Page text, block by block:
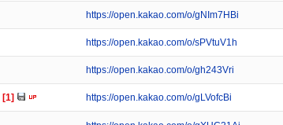
https://open.kakao.com/o/gNIm7HBi
https://open.kakao.com/o/sPVtuV1h
https://open.kakao.com/o/gh243Vri
[1] https://open.kakao.com/o/gLVofcBi